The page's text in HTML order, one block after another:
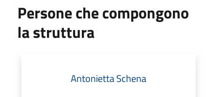
Persone che compongono
la struttura
Antonietta Schena